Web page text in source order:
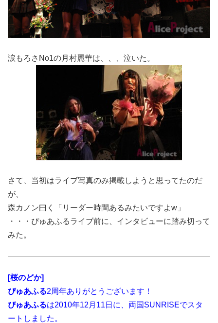
涙もろさNo1の月村麗華は、、、泣いた。
さて、当初はライブ写真のみ掲載しようと思ってたのだ
が、
森カノン曰く「リーダー時間あるみたいですよw」
・・・ぴゅあふるライブ前に、インタビューに踏み切って
みた。
[桜のどか]
ぴゅあふる2周年ありがとうございます！
ぴゅあふるは2010年12月11日に、両国SUNRISEでスタ
ートしました。